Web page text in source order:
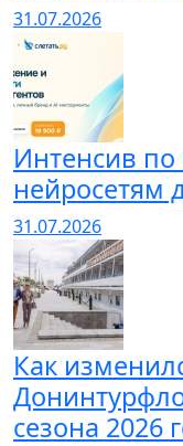
31.07.2026
Интенсив
нейросетям
31.07.2026
Как
сезона 2026